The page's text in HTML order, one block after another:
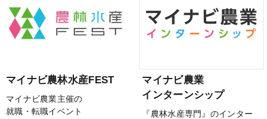
マイナビ農林水産FEST
マイナビ農業主催の
就職・転職イベント
マイナビ農業
インターンシップ
『農林水産専門』のインター